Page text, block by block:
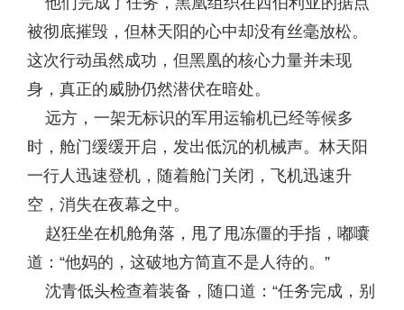
被彻底摧毁，但林天阳的心中却没有丝毫放松。
这次行动虽然成功，但黑凰的核心力量并未现
身，真正的威胁仍然潜伏在暗处。
远方，一架无标识的军用运输机已经等候多
时，舱门缓缓开启，发出低沉的机械声。林天阳
一行人迅速登机，随着舱门关闭，飞机迅速升
空，消失在夜幕之中。
赵狂坐在机舱角落，甩了甩冻僵的手指，嘟囔
道：“他妈的，这破地方简直不是人待的。”
沈青低头检查着装备，随口道：“任务完成，别